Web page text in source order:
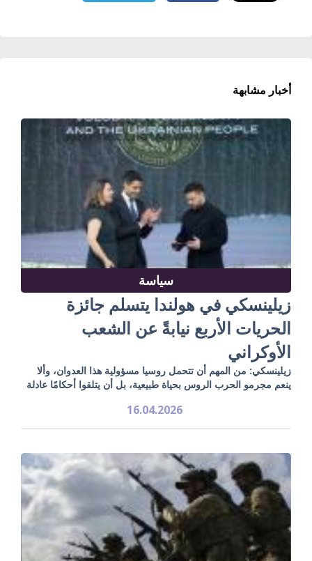
أخبار مشابهة
سياسة
زيلينسكي في هولندا يتسلم جائزة
الحريات الأربع نيابةً عن الشعب
الأوكراني
زيلينسكي: من المهم أن تتحمل روسيا مسؤولية هذا العدوان، وألا
ينعم مجرمو الحرب الروس بحياة طبيعية، بل أن يتلقوا أحكامًا عادلة
16.04.2026